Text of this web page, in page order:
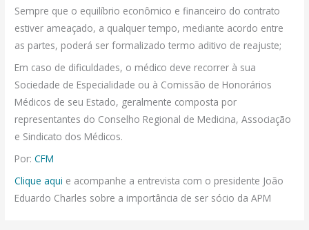
Sempre que o equilíbrio econômico e financeiro do contrato
estiver ameaçado, a qualquer tempo, mediante acordo entre
as partes, poderá ser formalizado termo aditivo de reajuste;
Em caso de dificuldades, o médico deve recorrer à sua
Sociedade de Especialidade ou à Comissão de Honorários
Médicos de seu Estado, geralmente composta por
representantes do Conselho Regional de Medicina, Associação
e Sindicato dos Médicos.
Por:CFM
Clique aqui e acompanhe a entrevista com o presidente João
Eduardo Charles sobre a importância de ser sócio da APM